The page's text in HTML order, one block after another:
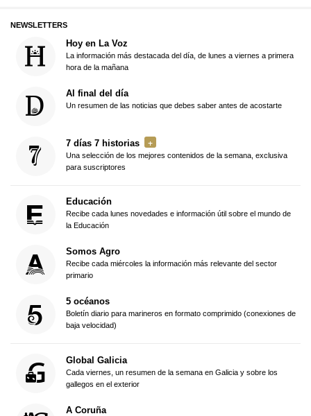
NEWSLETTERS
Hoy en La Voz
La información más destacada del día, de lunes a viernes a primera
hora de la mañana
Al final del día
Un resumen de las noticias que debes saber antes de acostarte
7 días 7 historias
Una selección de los mejores contenidos de la semana, exclusiva
para suscriptores
Educación
Recibe cada lunes novedades e información útil sobre el mundo de
la Educación
Somos Agro
Recibe cada miércoles la información más relevante del sector
primario
5 océanos
Boletín diario para marineros en formato comprimido (conexiones de
baja velocidad)
Global Galicia
Cada viernes, un resumen de la semana en Galicia y sobre los
gallegos en el exterior
A Coruña